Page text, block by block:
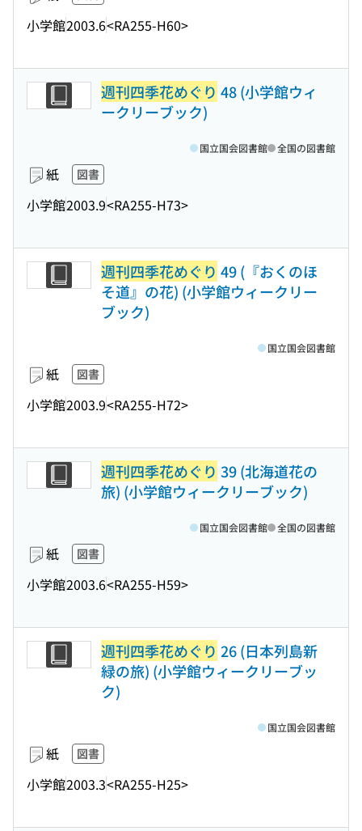
小学館2003.6<RA255-H60>
週刊四季花めぐり 48 (小学館ウィ
ークリーブック)
紙 図書
小学館2003.9<RA255-H73>
国立国会図書館 全国の図書館
週刊四季花めぐり 49 (『おくのほ
そ道』の花) (小学館ウィークリー
ブック)
紙 図書
小学館2003.9<RA255-H72>
国立国会図書館
週刊四季花めぐり 39 (北海道花の
旅) (小学館ウィークリーブック)
紙 図書
小学館2003.6<RA255-H59>
国立国会図書館 全国の図書館
週刊四季花めぐり 26 (日本列島新
緑の旅) (小学館ウィークリーブッ
ク)
紙 図書
小学館2003.3<RA255-H25>
国立国会図書館